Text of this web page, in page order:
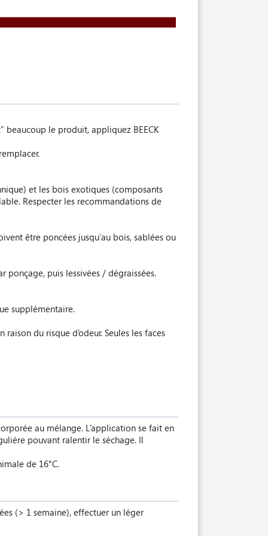
beaucoup le produit, appliquez BEECK
et les bois exotiques (composants
Respecter les recommandations de
être poncées jusqu’au bois, sablées ou
ponçage, puis lessivées / dégraissées.
supplémentaire.
du risque d’odeur. Seules les faces
au mélange. L’application se fait en
pouvant ralentir le séchage. Il
de 16°C.
(> 1 semaine), effectuer un léger